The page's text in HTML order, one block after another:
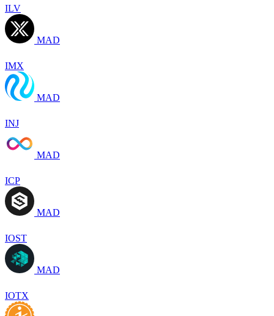
ILV
MAD
IMX
MAD
INJ
MAD
ICP
MAD
IOST
MAD
IOTX